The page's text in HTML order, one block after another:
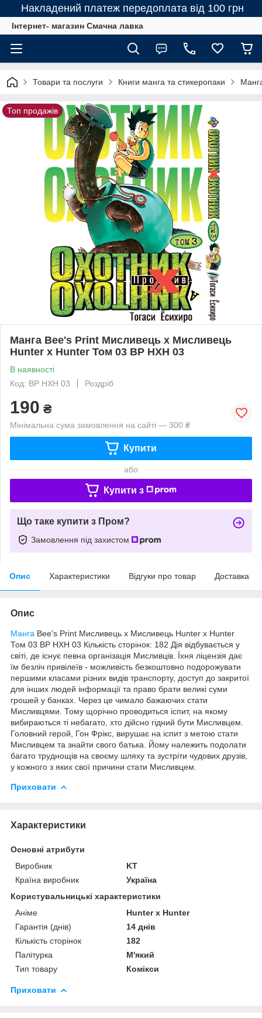
Накладений платеж передоплата від 100 грн
Інтернет- магазин Смачна лавка
Товари та послуги Книги манга та стикеропаки
Топ продажів
Манга Bee's Print Мисливець х Мисливець
Hunter x Hunter Том 03 BP HXH 03
В наявності
Код: BP HXH 03
Роздріб
190 ₴
Мінімальна сума замовлення на сайті — 300 ₴
Купити
або
Купити з
Що таке купити з Пром?
Замовлення під захистом
Опис Характеристики Відгуки про товар Доставка
Опис
Манга Bee's Print Мисливець х Мисливець Hunter x Hunter
Том 03 BP HXH 03 Кількість сторінок: 182 Дія відбувається у
світі, де існує певна організація Мисливців. Їхня ліцензія дає
їм безліч привілеїв - можливість безкоштовно подорожувати
першими класами різних видів транспорту, доступ до закритої
для інших людей інформації та право брати великі суми
грошей у банках. Через це чимало бажаючих стати
Мисливцями. Тому щорічно проводиться іспит, на якому
вибираються ті небагато, хто дійсно гідний бути Мисливцем.
Головний герой, Гон Фрікс, вирушає на іспит з метою стати
Мисливцем та знайти свого батька. Йому належить подолати
багато труднощів на своєму шляху та зустріти чудових друзів,
у кожного з яких свої причини стати Мисливцем.
Приховати
Характеристики
Основні атрибути
Виробник
KT
Країна виробник
Україна
Користувальницькі характеристики
Аніме
Hunter x Hunter
Гарантія (днів)
14 днів
Кількість сторінок
182
Палітурка
М'який
Тип товару
Комікси
Приховати